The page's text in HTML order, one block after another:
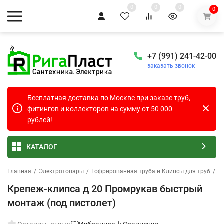
0 0 0 0
+7 (991) 241-42-00
заказать звонок
Бесплатная доставка по Москве при заказе труб,
фитингов и коллекторов на сумму от 50 000
рублей!
КАТАЛОГ
Главная / Электротовары / Гофрированная труба и Клипсы для труб /
Крепеж-клипса д 20 Промрукав быстрый
монтаж (под пистолет)